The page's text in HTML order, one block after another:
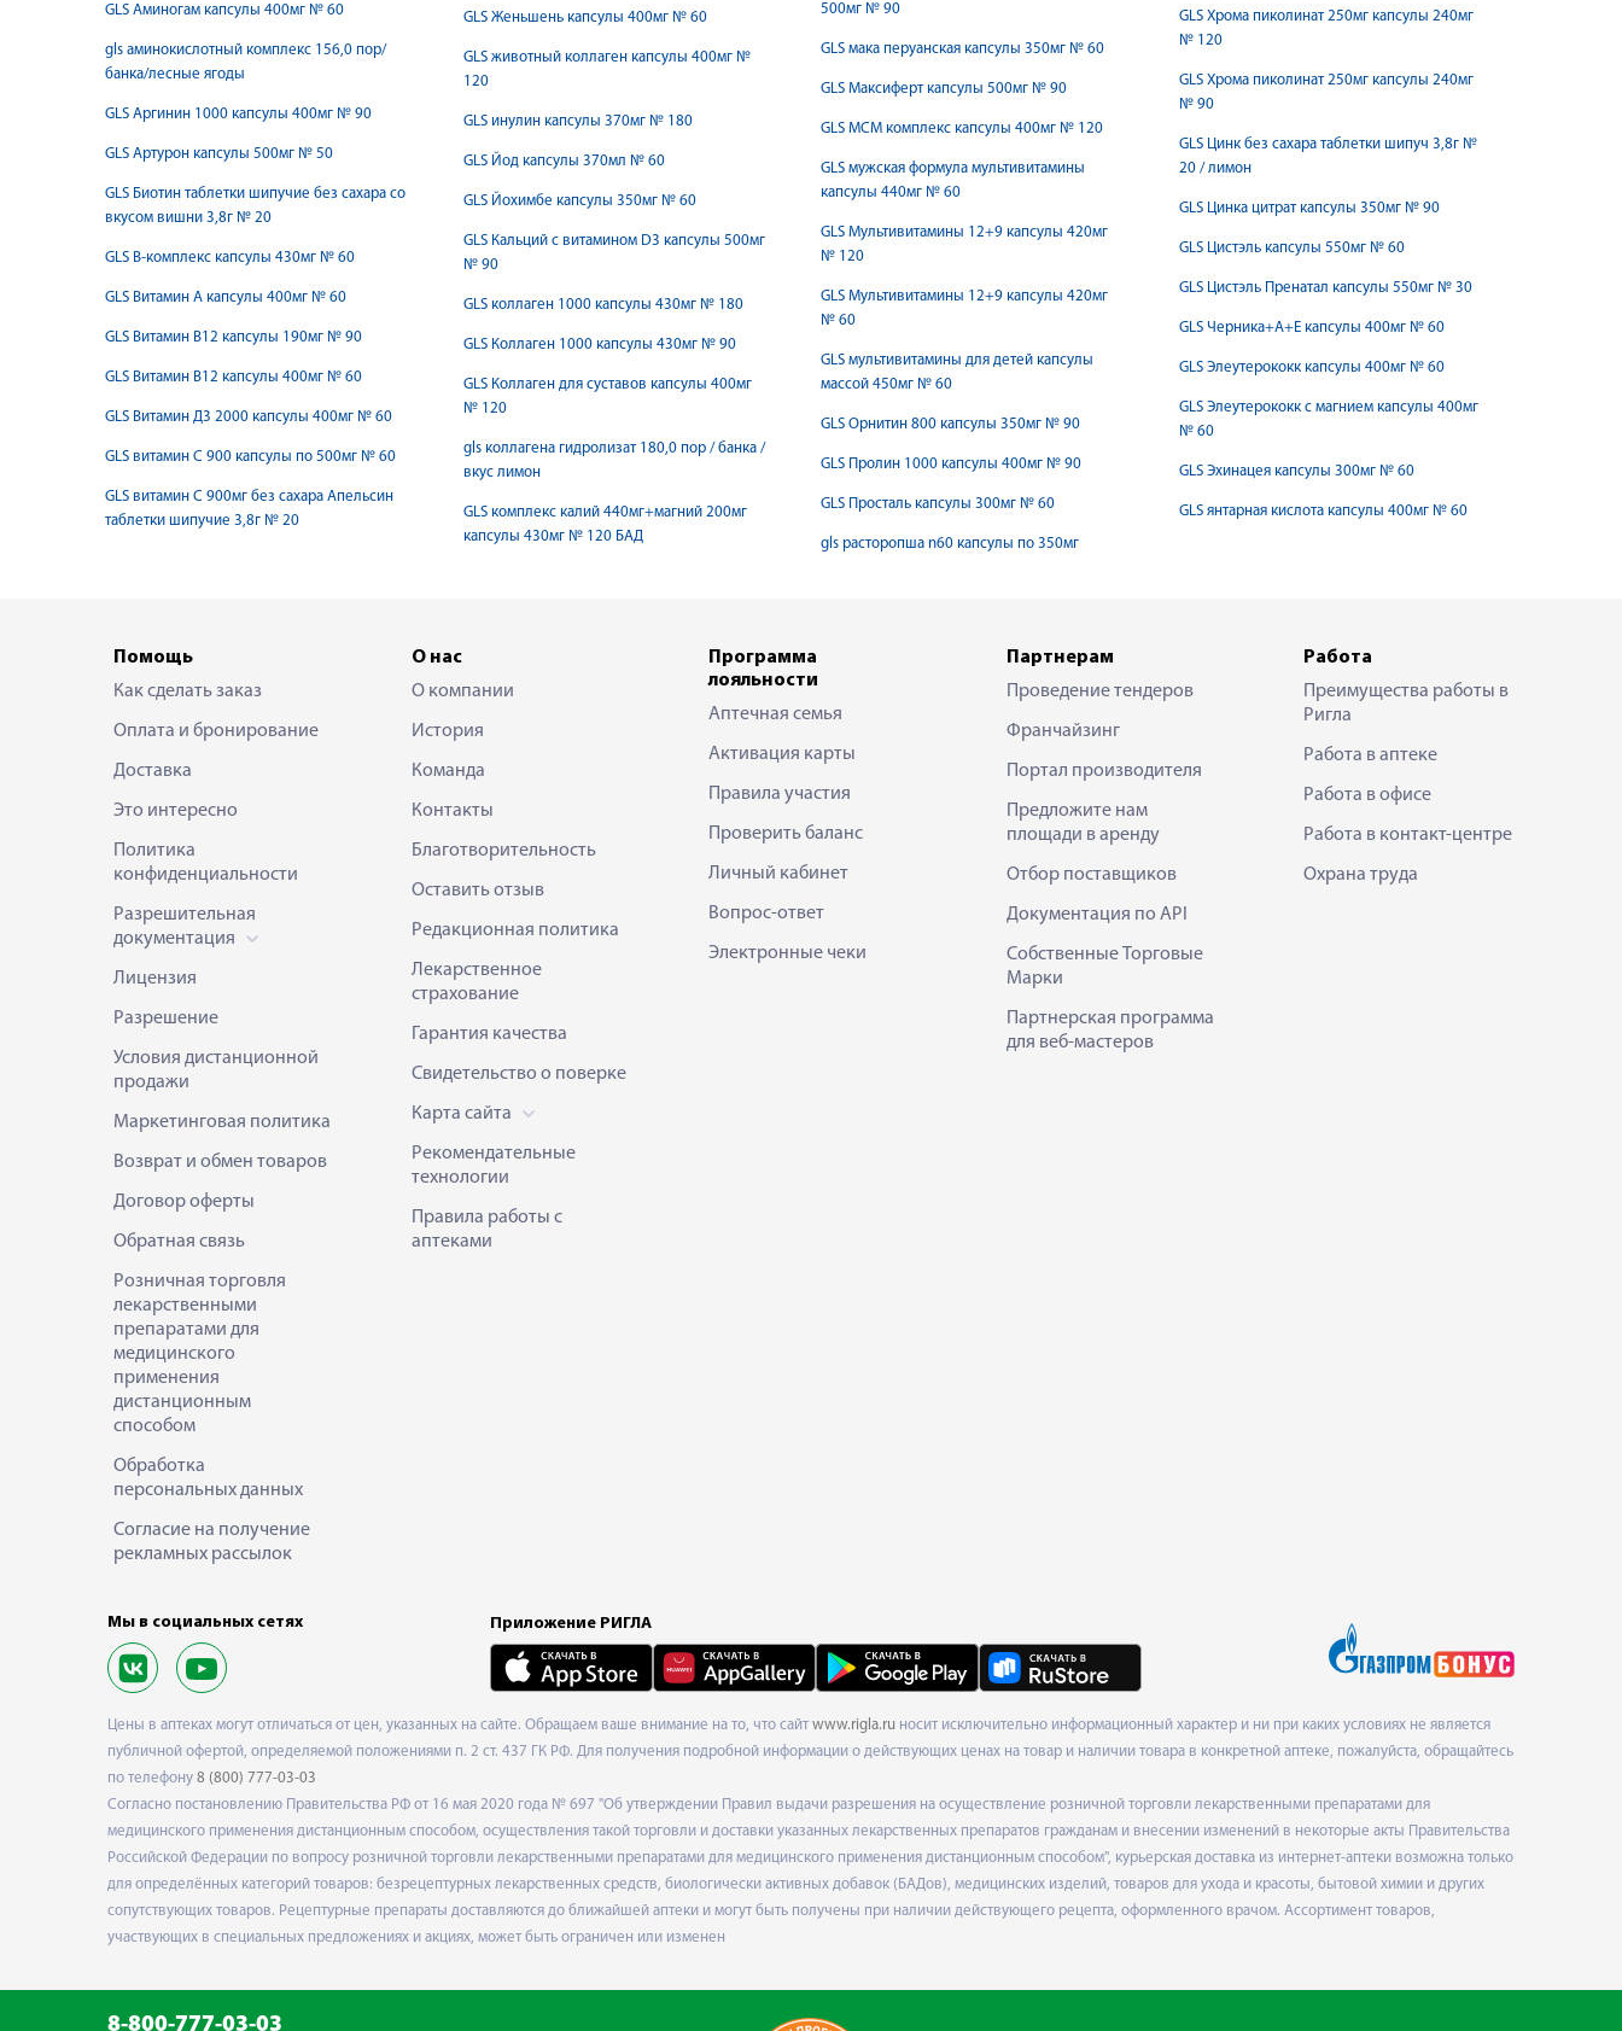
GLS Аминогам капсулы 400мг № 60
gls аминокислотный комплекс 156,0 пор/
банка/лесные ягоды
GLS Аргинин 1000 капсулы 400мг № 90
GLS Артурон капсулы 500мг № 50
GLS Биотин таблетки шипучие без сахара со
вкусом вишни 3,8г № 20
GLS В-комплекс капсулы 430мг № 60
GLS Витамин А капсулы 400мг № 60
GLS Витамин В12 капсулы 190мг № 90
GLS Витамин В12 капсулы 400мг № 60
GLS Витамин Д3 2000 капсулы 400мг № 60
GLS витамин С 900 капсулы по 500мг № 60
GLS витамин С 900мг без сахара Апельсин
таблетки шипучие 3,8г № 20
GLS Женьшень капсулы 400мг № 60
GLS животный коллаген капсулы 400мг №
120
GLS инулин капсулы 370мг № 180
GLS Йод капсулы 370мл № 60
GLS Йохимбе капсулы 350мг № 60
GLS Кальций с витамином D3 капсулы 500мг
№ 90
GLS коллаген 1000 капсулы 430мг № 180
GLS Коллаген 1000 капсулы 430мг № 90
GLS Коллаген для суставов капсулы 400мг
№ 120
gls коллагена гидролизат 180,0 пор / банка /
вкус лимон
GLS комплекс калий 440мг+магний 200мг
капсулы 430мг № 120 БАД
500мг № 90
GLS мака перуанская капсулы 350мг № 60
GLS Максиферт капсулы 500мг № 90
GLS МСМ комплекс капсулы 400мг № 120
GLS мужская формула мультивитамины
капсулы 440мг № 60
GLS Мультивитамины 12+9 капсулы 420мг
№ 120
GLS Мультивитамины 12+9 капсулы 420мг
№ 60
GLS мультивитамины для детей капсулы
массой 450мг № 60
GLS Орнитин 800 капсулы 350мг № 90
GLS Пролин 1000 капсулы 400мг № 90
GLS Просталь капсулы 300мг № 60
gls расторопша n60 капсулы по 350мг
GLS Хрома пиколинат 250мг капсулы 240мг
№ 120
GLS Хрома пиколинат 250мг капсулы 240мг
№ 90
GLS Цинк без сахара таблетки шипуч 3,8г №
20 / лимон
GLS Цинка цитрат капсулы 350мг № 90
GLS Цистэль капсулы 550мг № 60
GLS Цистэль Пренатал капсулы 550мг № 30
GLS Черника+А+Е капсулы 400мг № 60
GLS Элеутерококк капсулы 400мг № 60
GLS Элеутерококк с магнием капсулы 400мг
№ 60
GLS Эхинацея капсулы 300мг № 60
GLS янтарная кислота капсулы 400мг № 60
Помощь
Как сделать заказ
Оплата и бронирование
Доставка
Это интересно
Политика
конфиденциальности
Разрешительная
документация
Лицензия
Разрешение
Условия дистанционной
продажи
Маркетинговая политика
Возврат и обмен товаров
Договор оферты
Обратная связь
Розничная торговля
лекарственными
препаратами для
медицинского
применения
дистанционным
способом
Обработка
персональных данных
Согласие на получение
рекламных рассылок
О нас
О компании
История
Команда
Контакты
Благотворительность
Оставить отзыв
Редакционная политика
Лекарственное
страхование
Гарантия качества
Свидетельство о поверке
Карта сайта
Рекомендательные
технологии
Правила работы с
аптеками
Программа
лояльности
Аптечная семья
Активация карты
Правила участия
Проверить баланс
Личный кабинет
Вопрос-ответ
Электронные чеки
Партнерам
Проведение тендеров
Франчайзинг
Портал производителя
Предложите нам
площади в аренду
Отбор поставщиков
Документация по API
Собственные Торговые
Марки
Партнерская программа
для веб-мастеров
Работа
Преимущества работы в
Ригла
Работа в аптеке
Работа в офисе
Работа в контакт-центре
Охрана труда
Мы в социальных сетях Приложение РИГЛА
Цены в аптеках могут отличаться от цен, указанных на сайте. Обращаем ваше внимание на то, что сайт www.rigla.ru носит исключительно информационный характер и ни при каких условиях не является
публичной офертой, определяемой положениями п. 2 ст. 437 ГК РФ. Для получения подробной информации о действующих ценах на товар и наличии товара в конкретной аптеке, пожалуйста, обращайтесь
по телефону 8 (800) 777-03-03
Согласно постановлению Правительства РФ от 16 мая 2020 года № 697 "Об утверждении Правил выдачи разрешения на осуществление розничной торговли лекарственными препаратами для
медицинского применения дистанционным способом, осуществления такой торговли и доставки указанных лекарственных препаратов гражданам и внесении изменений в некоторые акты Правительства
Российской Федерации по вопросу розничной торговли лекарственными препаратами для медицинского применения дистанционным способом", курьерская доставка из интернет-аптеки возможна только
для определённых категорий товаров: безрецептурных лекарственных средств, биологически активных добавок (БАДов), медицинских изделий, товаров для ухода и красоты, бытовой химии и других
сопутствующих товаров. Рецептурные препараты доставляются до ближайшей аптеки и могут быть получены при наличии действующего рецепта, оформленного врачом. Ассортимент товаров,
участвующих в специальных предложениях и акциях, может быть ограничен или изменен
8-800-777-03-03